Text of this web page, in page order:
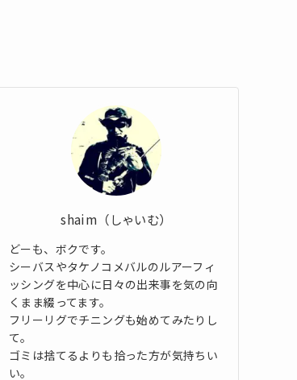
shaim（しゃいむ）
どーも、ボクです。
シーバスやタケノコメバルのルアーフィ
ッシングを中心に日々の出来事を気の向
くまま綴ってます。
フリーリグでチニングも始めてみたりし
て。
ゴミは捨てるよりも拾った方が気持ちい
い。